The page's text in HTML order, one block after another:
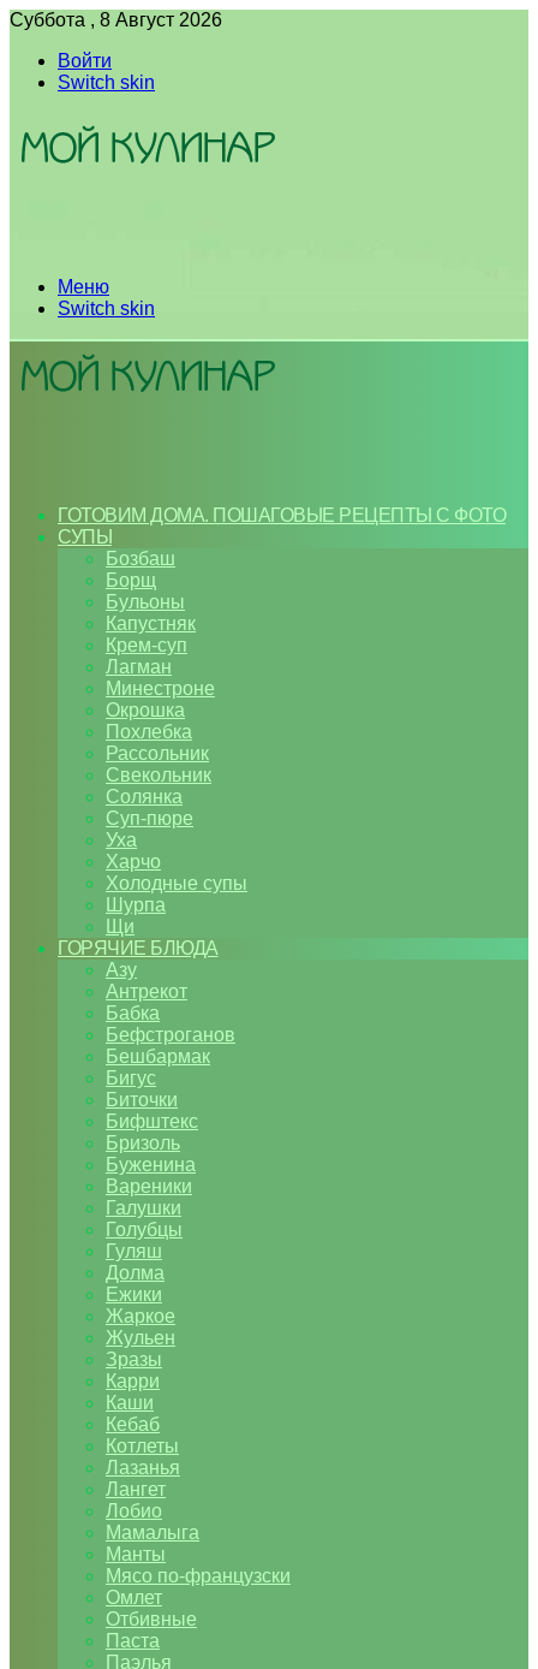
Суббота , 8 Август 2026
Войти
Switch skin
Меню
Switch skin
ГОТОВИМ ДОМА. ПОШАГОВЫЕ РЕЦЕПТЫ С ФОТО
СУПЫ
Бозбаш
Борщ
Бульоны
Капустняк
Крем-суп
Лагман
Минестроне
Окрошка
Похлебка
Рассольник
Свекольник
Солянка
Суп-пюре
Уха
Харчо
Холодные супы
Шурпа
Щи
ГОРЯЧИЕ БЛЮДА
Азу
Антрекот
Бабка
Бефстроганов
Бешбармак
Бигус
Биточки
Бифштекс
Бризоль
Буженина
Вареники
Галушки
Голубцы
Гуляш
Долма
Ежики
Жаркое
Жульен
Зразы
Карри
Каши
Кебаб
Котлеты
Лазанья
Лангет
Лобио
Мамалыга
Манты
Мясо по-французски
Омлет
Отбивные
Паста
Паэлья